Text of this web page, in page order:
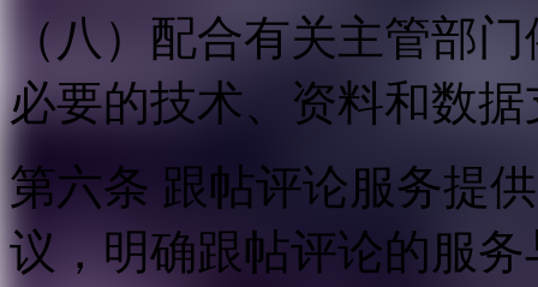
（八）配合有关主管部
必要的技术、资料和数
第六条 跟帖评论服务提
议，明确跟帖评论的服